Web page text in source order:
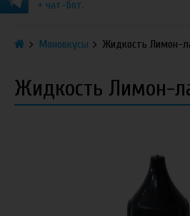
+ чат-бот.
Моновкусы Жидкость Лимон-
Жидкость Лимон-